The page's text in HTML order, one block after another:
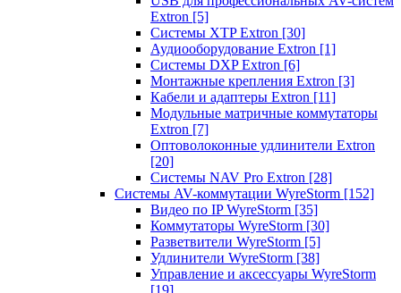
Extron [5]
Системы XTP Extron [30]
Аудиооборудование Extron [1]
Системы DXP Extron [6]
Монтажные крепления Extron [3]
Кабели и адаптеры Extron [11]
Модульные матричные коммутаторы
Extron [7]
Оптоволоконные удлинители Extron
[20]
Системы NAV Pro Extron [28]
Системы AV-коммутации WyreStorm [152]
Видео по IP WyreStorm [35]
Коммутаторы WyreStorm [30]
Разветвители WyreStorm [5]
Удлинители WyreStorm [38]
Управление и аксессуары WyreStorm
[19]